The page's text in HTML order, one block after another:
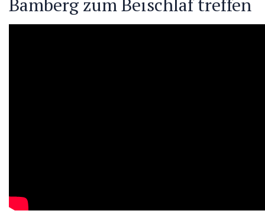
Bamberg zum Beischlaf treffen